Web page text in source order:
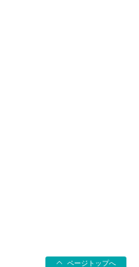
ページトップへ